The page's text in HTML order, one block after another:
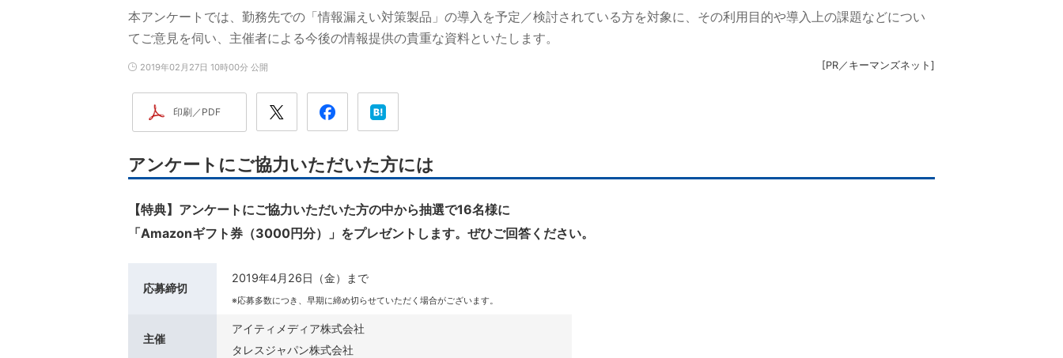
本アンケートでは、勤務先での「情報漏えい対策製品」の導入を予定／検討されている方を対象に、その利用目的や導入上の課題などについ
てご意見を伺い、主催者による今後の情報提供の貴重な資料といたします。
2019年02月27日 10時00分 公開 [PR／キーマンズネット ]
印刷／PDF
アンケートにご協力いただいた方には
【特典】アンケートにご協力いただいた方の中から抽選で16名様に
「Amazonギフト券（3000円分）」をプレゼントします。ぜひご回答ください。
応募締切
2019年4月26日（金）まで
※応募多数につき、早期に締め切らせていただく場合がございます。
主催
アイティメディア株式会社
タレスジャパン株式会社